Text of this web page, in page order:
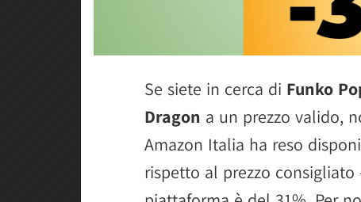
Se siete in cerca di Funko
Dragon a un prezzo valido,
Amazon Italia ha reso
rispetto al prezzo